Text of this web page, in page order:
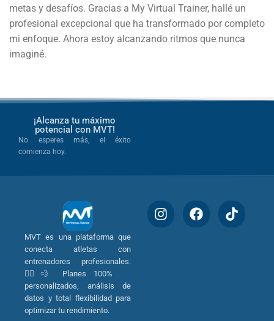
metas y desafíos. Gracias a My Virtual Trainer, hallé un
profesional excepcional que ha transformado por completo
mi enfoque. Ahora estoy alcanzando ritmos que nunca
imaginé.
¡Alcanza tu máximo
potencial con MVT!
No esperes más, el éxito
comienza hoy.
MVT es una plataforma que
conecta atletas con
entrenadores profesionales.
🏃‍♂️💨 Planes 100%
personalizados, análisis de
datos y total flexibilidad para
optimizar tu rendimiento.